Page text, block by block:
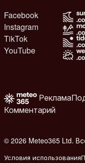
Facebook
Instagram
TikTok
YouTube
Реклама
Комментарий
© 2026 Meteo365 Ltd.
Условия использования